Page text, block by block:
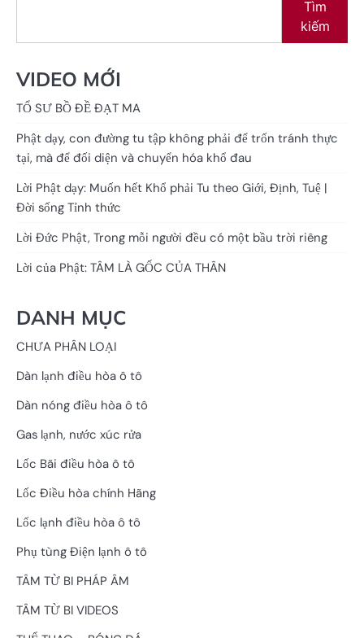
Tìm
kiếm
VIDEO MỚI
TỔ SƯ BỒ ĐỀ ĐẠT MA
Phật dạy, con đường tu tập không phải để trốn tránh thực
tại, mà để đối diện và chuyển hóa khổ đau
Lời Phật dạy: Muốn hết Khổ phải Tu theo Giới, Định, Tuệ |
Đời sống Tỉnh thức
Lời Đức Phật, Trong mỗi người đều có một bầu trời riêng
Lời của Phật: TÂM LÀ GỐC CỦA THÂN
DANH MỤC
CHƯA PHÂN LOẠI
Dàn lạnh điều hòa ô tô
Dàn nóng điều hòa ô tô
Gas lạnh, nước xúc rửa
Lốc Bãi điều hòa ô tô
Lốc Điều hòa chính Hãng
Lốc lạnh điều hòa ô tô
Phụ tùng Điện lạnh ô tô
TÂM TỪ BI PHÁP ÂM
TÂM TỪ BI VIDEOS